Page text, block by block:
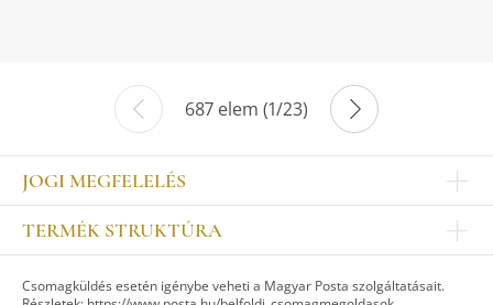
687 elem (1/23)
JOGI MEGFELELÉS
Impresszum
Kapcsolat
Jogi nyilatkozat
TERMÉK STRUKTÚRA
ASZTALKULTÚRA
Csomagküldés esetén igénybe veheti a Magyar Posta szolgáltatásait.